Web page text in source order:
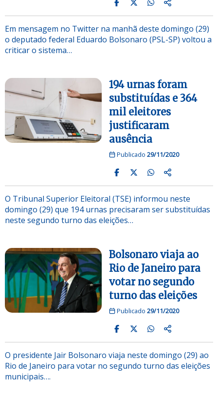
Em mensagem no Twitter na manhã deste domingo (29)
o deputado federal Eduardo Bolsonaro (PSL-SP) voltou a
criticar o sistema…
194 urnas foram
substituídas e 364
mil eleitores
justificaram
ausência
Publicado 29/11/2020
O Tribunal Superior Eleitoral (TSE) informou neste
domingo (29) que 194 urnas precisaram ser substituídas
neste segundo turno das eleições…
Bolsonaro viaja ao
Rio de Janeiro para
votar no segundo
turno das eleições
Publicado 29/11/2020
O presidente Jair Bolsonaro viaja neste domingo (29) ao
Rio de Janeiro para votar no segundo turno das eleições
municipais….